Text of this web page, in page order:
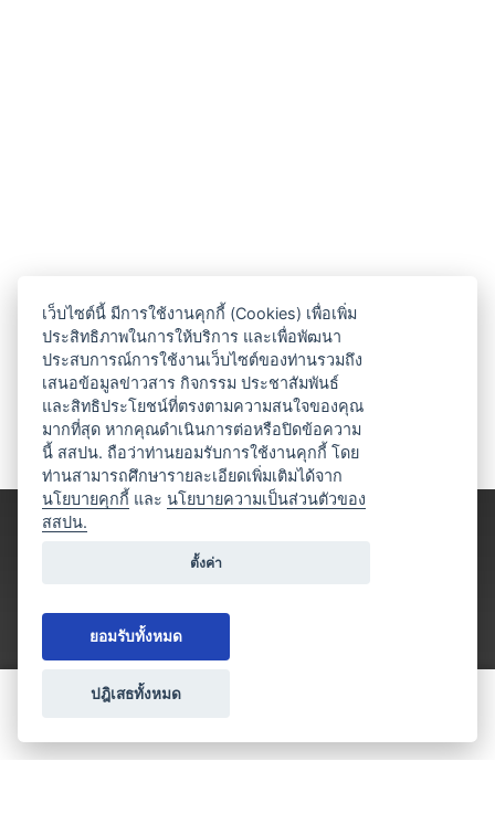
ประเภทธุรกิจไมซ์
เว็บไซต์นี้ มีการใช้งานคุกกี้ (Cookies) เพื่อเพิ่ม
ประสิทธิภาพในการให้บริการ และเพื่อพัฒนา
ประสบการณ์การใช้งานเว็บไซต์ของท่านรวมถึง
เสนอข้อมูลข่าวสาร กิจกรรม ประชาสัมพันธ์
และสิทธิประโยชน์ที่ตรงตามความสนใจของคุณ
มากที่สุด หากคุณดำเนินการต่อหรือปิดข้อความ
นี้ สสปน. ถือว่าท่านยอมรับการใช้งานคุกกี้ โดย
ท่านสามารถศึกษารายละเอียดเพิ่มเติมได้จาก
นโยบายคุกกี้ และนโยบายความเป็นส่วนตัวของ
สสปน.
ตั้งค่า
ยอมรับทั้งหมด
ปฎิเสธทั้งหมด